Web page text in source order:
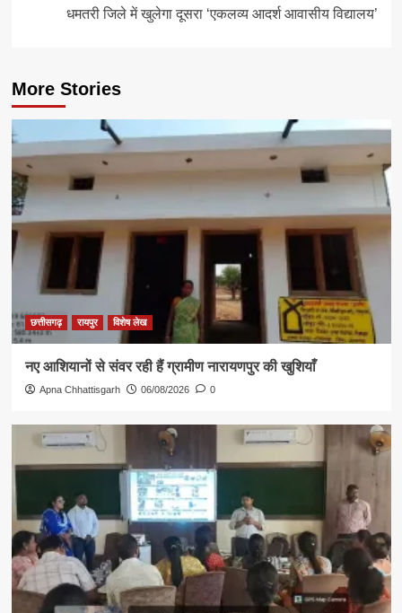
​धमतरी जिले में खुलेगा दूसरा ‘एकलव्य आदर्श आवासीय विद्यालय’
More Stories
छत्तीसगढ़ रायपुर विशेष लेख
नए आशियानों से संवर रही हैं ग्रामीण नारायणपुर की खुशियाँ
Apna Chhattisgarh 06/08/2026 0